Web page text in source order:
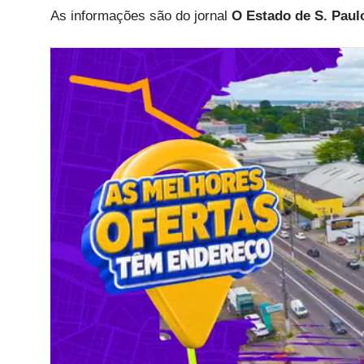
As informações são do jornal O Estado de S.